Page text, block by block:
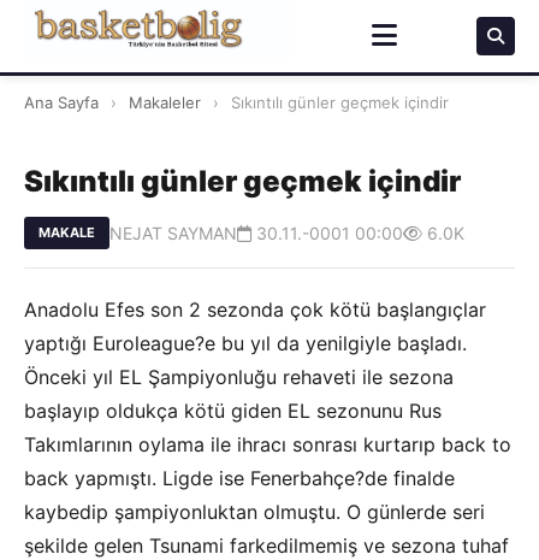
Ana Sayfa › Makaleler › Sıkıntılı günler geçmek içindir
Sıkıntılı günler geçmek içindir
MAKALE NEJAT SAYMAN 30.11.-0001 00:00 6.0K
Anadolu Efes son 2 sezonda çok kötü başlangıçlar
yaptığı Euroleague?e bu yıl da yenilgiyle başladı.
Önceki yıl EL Şampiyonluğu rehaveti ile sezona
başlayıp oldukça kötü giden EL sezonunu Rus
Takımlarının oylama ile ihracı sonrası kurtarıp back to
back yapmıştı. Ligde ise Fenerbahçe?de finalde
kaybedip şampiyonluktan olmuştu. O günlerde seri
şekilde gelen Tsunami farkedilmemiş ve sezona tuhaf